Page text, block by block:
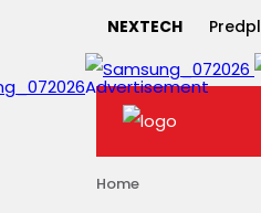
NEXTECH
Home